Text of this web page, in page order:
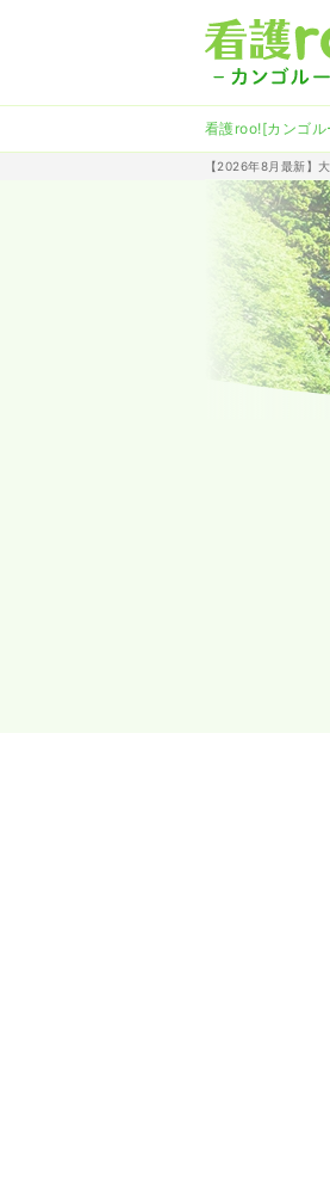
看護roo![カンゴル
【2026年8月最新】